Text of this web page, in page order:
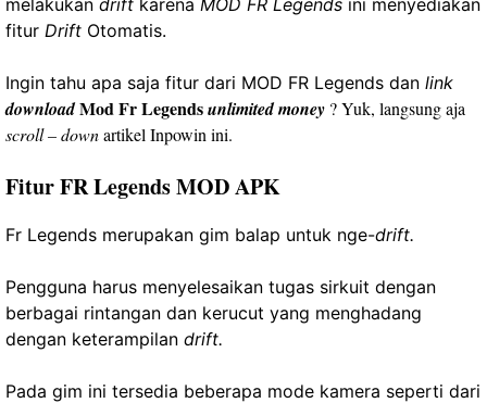
melakukan drift karena MOD FR Legends ini menyediakan
fitur Drift Otomatis.
Ingin tahu apa saja fitur dari MOD FR Legends dan link
downloadMod Fr Legendsunlimited money ? Yuk, langsung aja
scroll – downartikel Inpowin ini.
Fitur FR Legends MOD APK
Fr Legends merupakan gim balap untuk nge-drift.
Pengguna harus menyelesaikan tugas sirkuit dengan
berbagai rintangan dan kerucut yang menghadang
dengan keterampilan drift.
Pada gim ini tersedia beberapa mode kamera seperti dari